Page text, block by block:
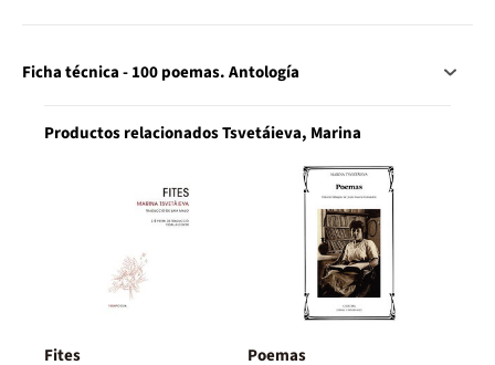
Ficha técnica - 100 poemas. Antología
Productos relacionados Tsvetáieva, Marina
Fites Poemas